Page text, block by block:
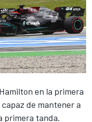
en la primera
de mantener a
primera tanda.